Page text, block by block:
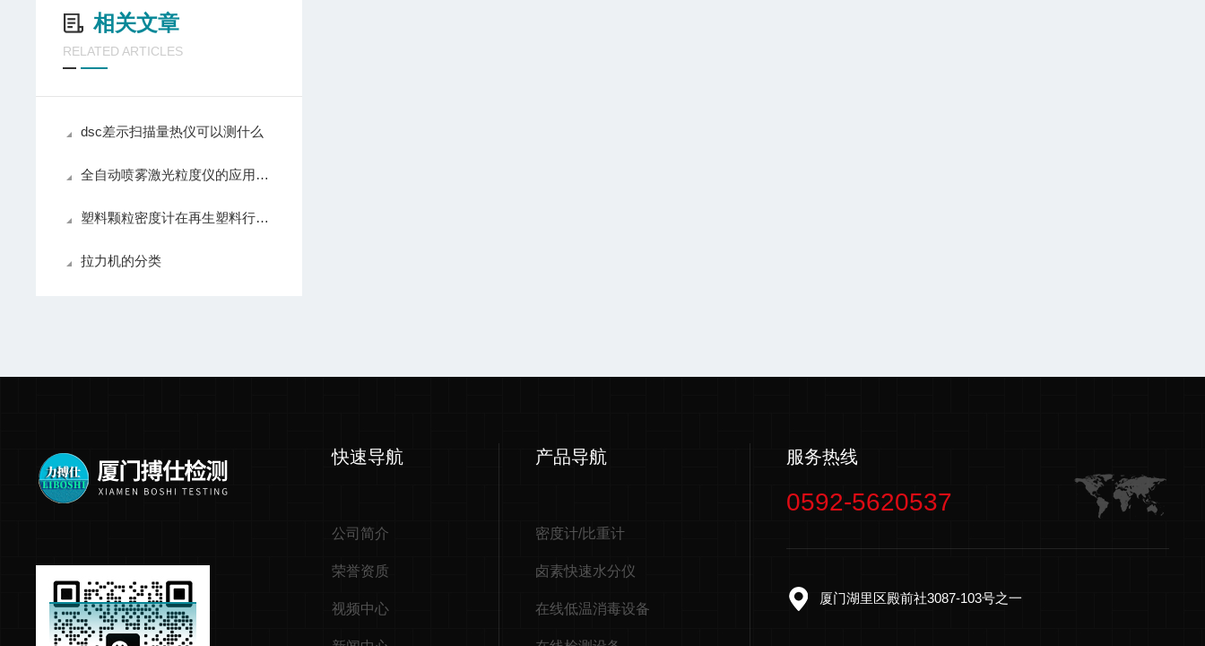
相关文章
RELATED ARTICLES
dsc差示扫描量热仪可以测什么
全自动喷雾激光粒度仪的应用场景已渗透至工业生产的每一个环节
塑料颗粒密度计在再生塑料行业中的应用
拉力机的分类
快速导航
公司简介
荣誉资质
视频中心
产品导航
密度计/比重计
卤素快速水分仪
在线低温消毒设备
服务热线
0592-5620537
厦门湖里区殿前社3087-103号之一